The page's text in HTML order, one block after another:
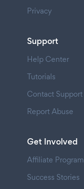
Privacy
Support
Help Center
Tutorials
Contact Support
Report Abuse
Get Involved
Affiliate Program
Success Stories